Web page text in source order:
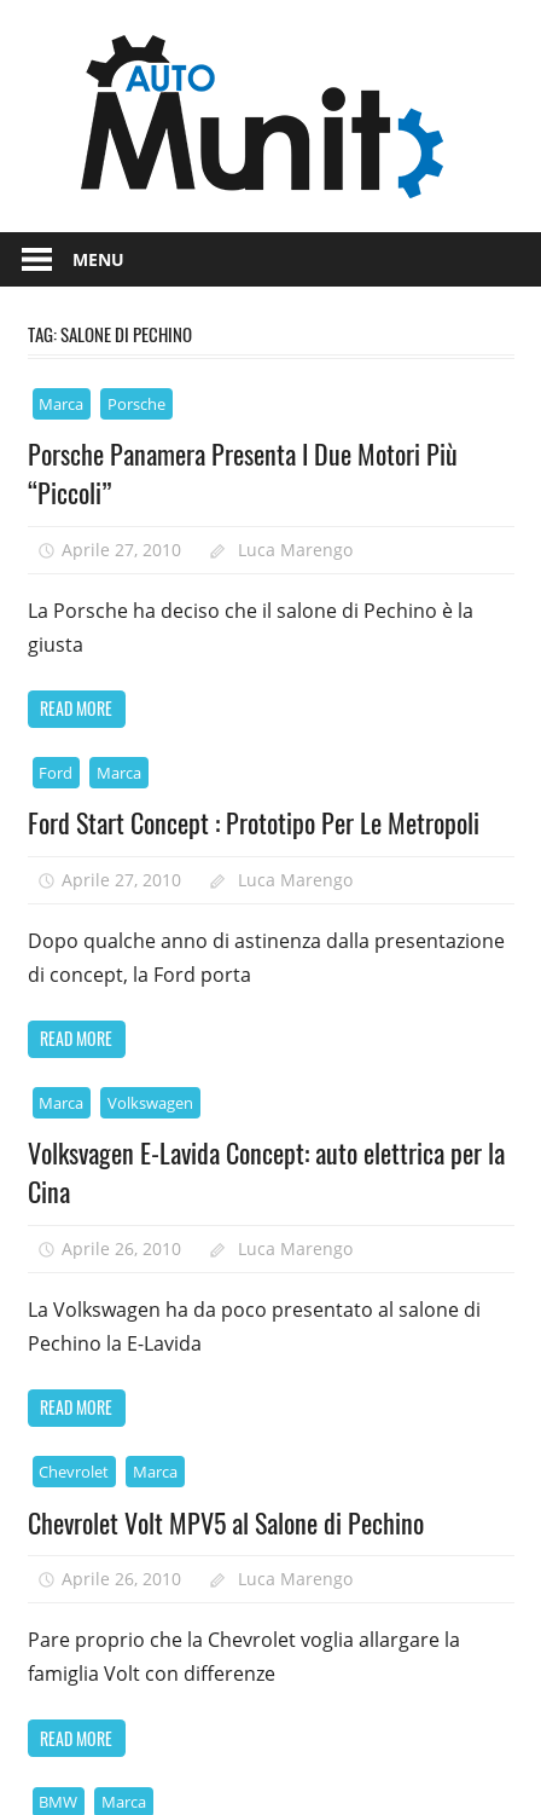
e
dal
mondo
motori
MENU
TAG:SALONE DI PECHINO
Marca Porsche
Porsche Panamera Presenta I Due Motori Più
“Piccoli”
Aprile 27, 2010 Luca Marengo
La Porsche ha deciso che il salone di Pechino è la
giusta
READ MORE
Ford Marca
Ford Start Concept : Prototipo Per Le Metropoli
Aprile 27, 2010 Luca Marengo
Dopo qualche anno di astinenza dalla presentazione
di concept, la Ford porta
READ MORE
Marca Volkswagen
Volksvagen E-Lavida Concept: auto elettrica per la
Cina
Aprile 26, 2010 Luca Marengo
La Volkswagen ha da poco presentato al salone di
Pechino la E-Lavida
READ MORE
Chevrolet Marca
Chevrolet Volt MPV5 al Salone di Pechino
Aprile 26, 2010 Luca Marengo
Pare proprio che la Chevrolet voglia allargare la
famiglia Volt con differenze
READ MORE
BMW Marca